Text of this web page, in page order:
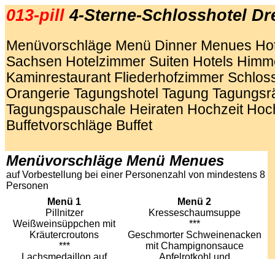
013-pill4-Sterne-Schlosshotel
Menüvorschläge Menü Dinner Menues
Sachsen Hotelzimmer Suiten Hotels
Kaminrestaurant Fliederhofzimmer
Orangerie Tagungshotel Tagung
Tagungspauschale Heiraten Hochzeit
Buffetvorschläge Buffet
Menüvorschläge Menü Menues
auf Vorbestellung bei einer Personenzahl von mindestens 8
Personen
Menü 1
Pillnitzer
Weißweinsüppchen mit
Kräutercroutons
***
Lachsmedaillon auf
Menü 2
Kresseschaumsuppe
***
Geschmorter Schweinenacken
mit Champignonsauce
Apfelrotkohl und